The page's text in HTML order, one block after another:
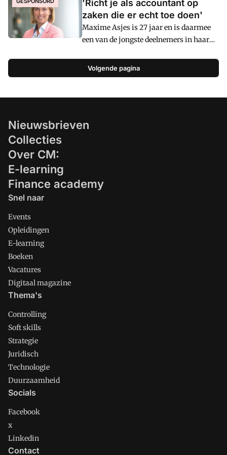
'Richt je als accountant op
zaken die er echt toe doen'
Maxime Asjes is 27 jaar en is daarmee
een van de jongste deelnemers in haar
Master of Finance & Control (EMFC) aan
Nyenrode Business Universiteit. Voor
registercontroller een logisch vervolg op
EMFC heeft me nog meer overtuigd van
Volgende pagina
Nieuwsbrieven
Collecties
Over CM:
E-learning
Finance academy
Snel naar
Events
Opleidingen
E-learning
Boeken
Vacatures
Digitaal magazine
Thema's
Controlling
Soft skills
Strategie
Juridisch
Technologie
Duurzaamheid
Socials
Facebook
x
Linkedin
Contact